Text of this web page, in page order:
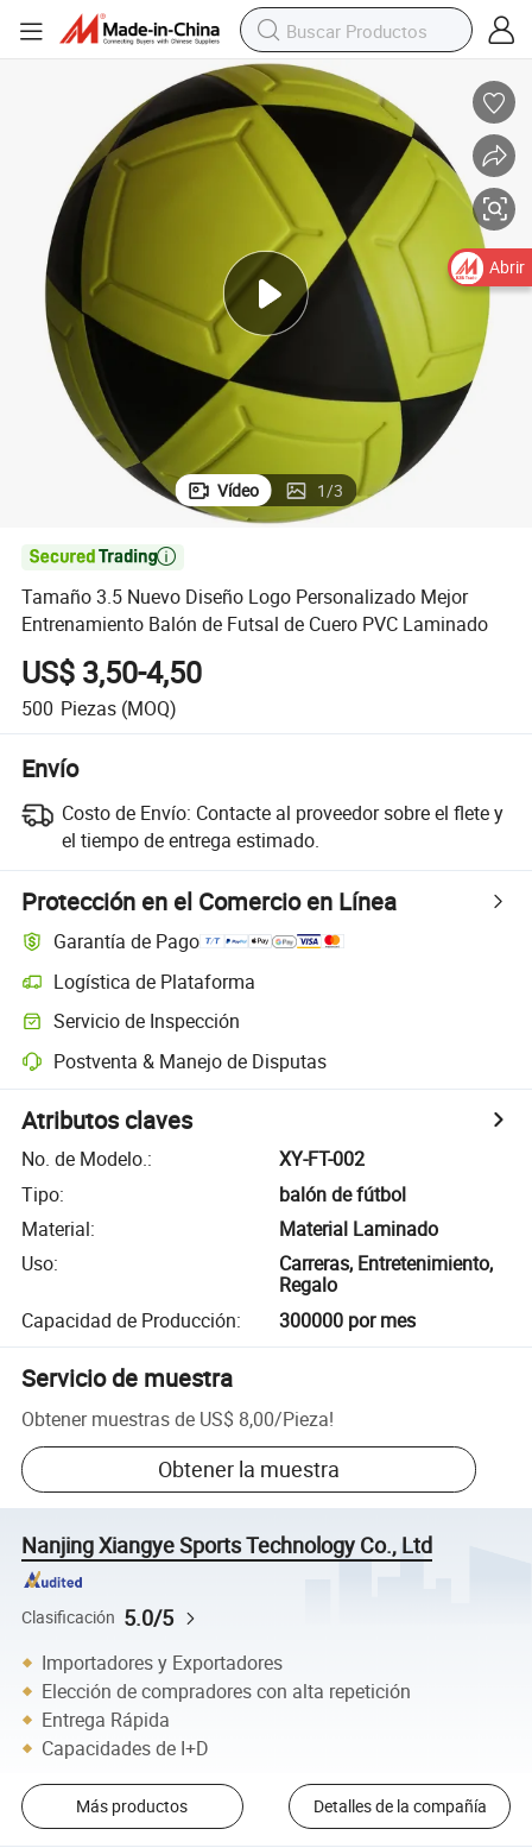
Vídeo 1/3

Tamaño 3.5 Nuevo Diseño Logo Personalizado Mejor
Entrenamiento Balón de Futsal de Cuero PVC Laminado
US$ 3,50-4,50
500 Piezas (MOQ)
Envío
Costo de Envío: Contacte al proveedor sobre el flete y
el tiempo de entrega estimado.
Protección en el Comercio en Línea
Garantía de Pago
Logística de Plataforma
Servicio de Inspección
Postventa & Manejo de Disputas
Atributos claves
No. de Modelo.:
XY-FT-002
Tipo:
balón de fútbol
Material:
Material Laminado
Uso:
Carreras, Entretenimiento,
Regalo
Capacidad de Producción: 300000 por mes
Servicio de muestra
Obtener muestras de US$ 8,00/Pieza!
Obtener la muestra
Nanjing Xiangye Sports Technology Co., Ltd
Clasificación 5.0/5
Importadores y Exportadores
Elección de compradores con alta repetición
Entrega Rápida
Capacidades de I+D
Más productos Detalles de la compañía
Abrir